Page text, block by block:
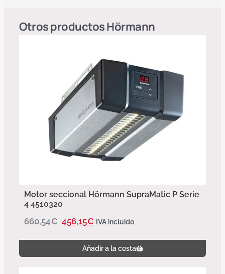
Otros productosHörmann
Motor seccional Hörmann SupraMatic P Serie
4 4510320
660,54€ 456,15€ IVA incluido
Añadir a la cesta